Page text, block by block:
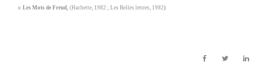
o Les Mots de Freud, (Hachette, 1982 ; Les Belles lettres, 1982)